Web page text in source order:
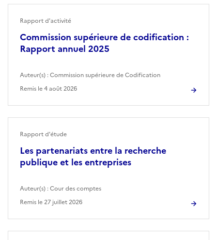
Commission supérieure de codification :
Rapport annuel 2025
Rapport d'activité
Auteur(s) :Commission supérieure de Codification
Remis le4 août 2026
Les partenariats entre la recherche
publique et les entreprises
Rapport d'étude
Auteur(s) :Cour des comptes
Remis le27 juillet 2026